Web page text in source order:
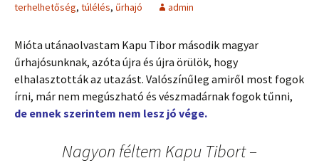
terhelhetőség, túlélés, űrhajó admin
Mióta utánaolvastam Kapu Tibor második magyar
űrhajósunknak, azóta újra és újra örülök, hogy
elhalasztották az utazást. Valószínűleg amiről most fogok
írni, már nem megúszható és vészmadárnak fogok tűnni,
de ennek szerintem nem lesz jó vége.
Nagyon féltem Kapu Tibort –